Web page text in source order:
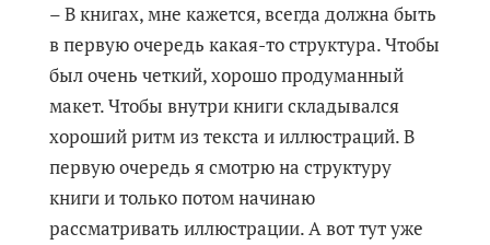
– В книгах, мне кажется, всегда должна быть
в первую очередь какая-то структура. Чтобы
был очень четкий, хорошо продуманный
макет. Чтобы внутри книги складывался
хороший ритм из текста и иллюстраций. В
первую очередь я смотрю на структуру
книги и только потом начинаю
рассматривать иллюстрации. А вот тут уже